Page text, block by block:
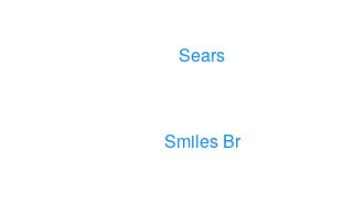
Sears
Smiles Br